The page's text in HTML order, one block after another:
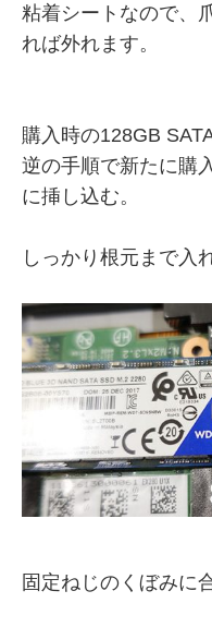
粘着シートなので、
れば外れます。
購入時の128GB
逆の手順で新たに購
に挿し込む。
しっかり根元まで入
固定ねじのくぼみに